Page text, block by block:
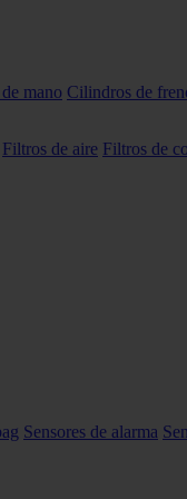
mano Cilindros de
Filtros de aire Filtros de
Sensores de alarma